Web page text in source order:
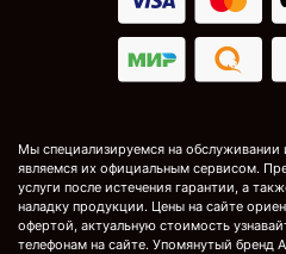
Мы специализируемся на обслуживании
являемся их официальным сервисом.
услуги после истечения гарантии, а
наладку продукции. Цены на сайте
офертой, актуальную стоимость
телефонам на сайте. Упомянутый бренд